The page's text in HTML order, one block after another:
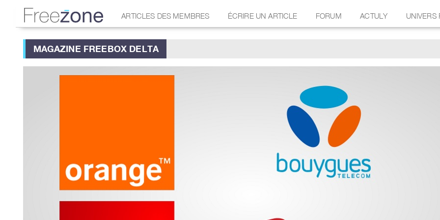
ARTICLES DES MEMBRES ÉCRIRE UN ARTICLE FORUM ACTULY UNIVERS
MAGAZINE FREEBOX DELTA